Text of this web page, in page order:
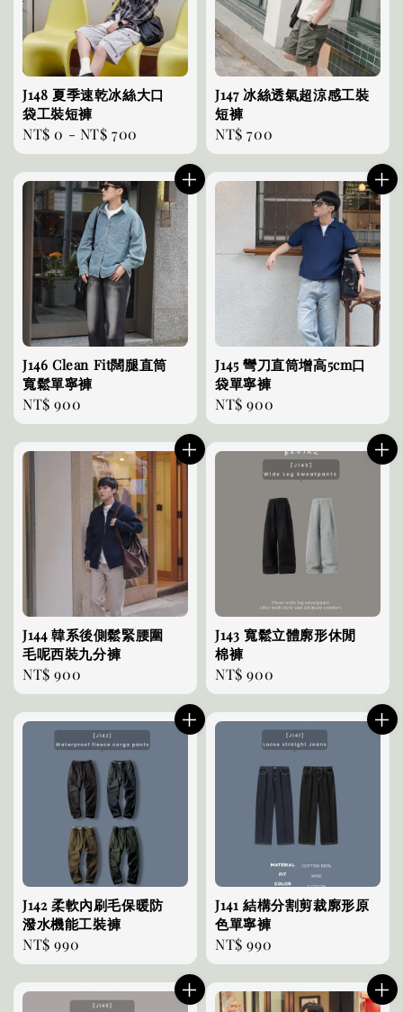
J148 夏季速乾冰絲大口
袋工裝短褲
Regular
price
NT$ 0 - NT$ 700
J147 冰絲透氣超涼感工裝
短褲
Regular
price
NT$ 700
J146 Clean Fit闊腿直筒
寬鬆單寧褲
Regular
price
NT$ 900
J145 彎刀直筒增高5cm口
袋單寧褲
Regular
price
NT$ 900
J144 韓系後側鬆緊腰圍
毛呢西裝九分褲
Regular
price
NT$ 900
J143 寬鬆立體廓形休閒
棉褲
Regular
price
NT$ 900
J142 柔軟內刷毛保暖防
潑水機能工裝褲
Regular
price
NT$ 990
J141 結構分割剪裁廓形原
色單寧褲
Regular
price
NT$ 990